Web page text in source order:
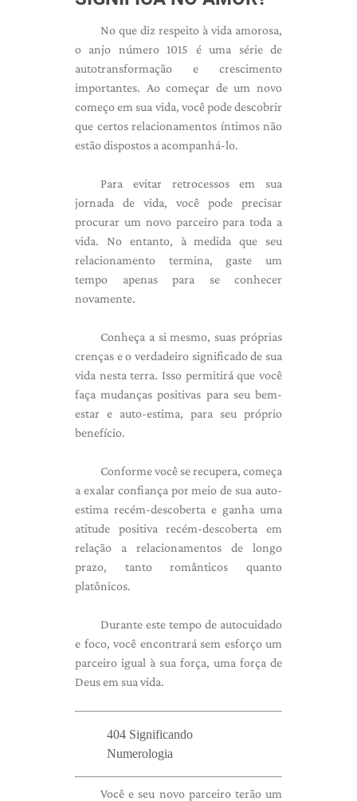
No que diz respeito à vida amorosa,
o anjo número 1015 é uma série de
autotransformação e crescimento
importantes. Ao começar de um novo
começo em sua vida, você pode descobrir
que certos relacionamentos íntimos não
estão dispostos a acompanhá-lo.
Para evitar retrocessos em sua
jornada de vida, você pode precisar
procurar um novo parceiro para toda a
vida. No entanto, à medida que seu
relacionamento termina, gaste um
tempo apenas para se conhecer
novamente.
Conheça a si mesmo, suas próprias
crenças e o verdadeiro significado de sua
vida nesta terra. Isso permitirá que você
faça mudanças positivas para seu bem-
estar e auto-estima, para seu próprio
benefício.
Conforme você se recupera, começa
a exalar confiança por meio de sua auto-
estima recém-descoberta e ganha uma
atitude positiva recém-descoberta em
relação a relacionamentos de longo
prazo, tanto românticos quanto
platônicos.
Durante este tempo de autocuidado
e foco, você encontrará sem esforço um
parceiro igual à sua força, uma força de
Deus em sua vida.
404 Significando
Numerologia
Você e seu novo parceiro terão um